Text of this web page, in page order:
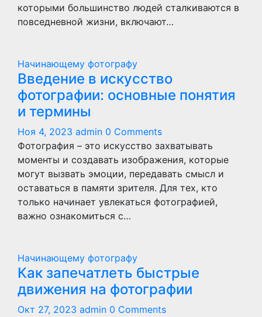
которыми большинство людей сталкиваются в
повседневной жизни, включают…
Начинающему фотографу
Введение в искусство
фотографии: основные понятия
и термины
Ноя 4, 2023 admin 0 Comments
Фотография – это искусство захватывать
моменты и создавать изображения, которые
могут вызвать эмоции, передавать смысл и
оставаться в памяти зрителя. Для тех, кто
только начинает увлекаться фотографией,
важно ознакомиться с…
Начинающему фотографу
Как запечатлеть быстрые
движения на фотографии
Окт 27, 2023 admin 0 Comments